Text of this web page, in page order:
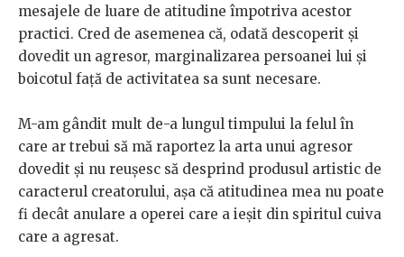
mesajele de luare de atitudine împotriva acestor
practici. Cred de asemenea că, odată descoperit și
dovedit un agresor, marginalizarea persoanei lui și
boicotul față de activitatea sa sunt necesare.
M-am gândit mult de-a lungul timpului la felul în
care ar trebui să mă raportez la arta unui agresor
dovedit și nu reușesc să desprind produsul artistic de
caracterul creatorului, așa că atitudinea mea nu poate
fi decât anulare a operei care a ieșit din spiritul cuiva
care a agresat.